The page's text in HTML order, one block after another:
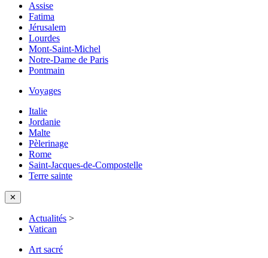
Assise
Fatima
Jérusalem
Lourdes
Mont-Saint-Michel
Notre-Dame de Paris
Pontmain
Voyages
Italie
Jordanie
Malte
Pèlerinage
Rome
Saint-Jacques-de-Compostelle
Terre sainte
✕
Actualités >
Vatican
Art sacré